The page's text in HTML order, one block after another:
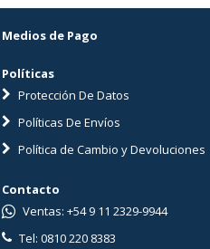
Medios de Pago
Políticas
Protección De Datos
Políticas De Envíos
Política de Cambio y Devoluciones
Contacto
Ventas: +54 9 11 2329-9944
Tel: 0810 220 8383